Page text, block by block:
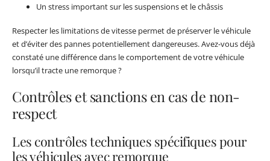
Un stress important sur les suspensions et le châssis
Respecter les limitations de vitesse permet de préserver le véhicule
et d’éviter des pannes potentiellement dangereuses. Avez-vous déjà
constaté une différence dans le comportement de votre véhicule
lorsqu’il tracte une remorque ?
Contrôles et sanctions en cas de non-
respect
Les contrôles techniques spécifiques pour
les véhicules avec remorque